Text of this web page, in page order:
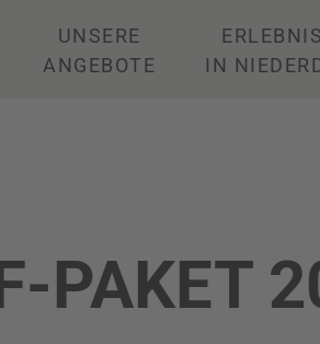
UNSERE
ANGEBOTE
IN
PAKET